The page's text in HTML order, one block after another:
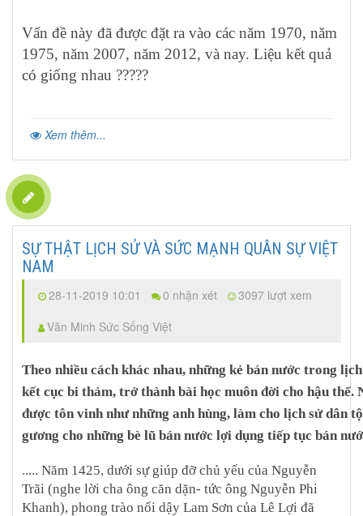
Vấn đề này đã được đặt ra vào các năm 1970, năm
1975, năm 2007, năm 2012, và nay. Liệu kết quả
có giống nhau ?????
Xem thêm...
SỰ THẬT LỊCH SỬ VÀ SỨC MẠNH QUÂN SỰ VIỆT
NAM
28-11-2019 10:01 0 nhận xét
3097 lượt xem
Văn Minh Sức Sống Việt
Theo nhiều cách khác nhau, những kẻ bán nước trong
kết cục bi thảm, trở thành bài học muôn đời cho hậu thế.
được tôn vinh như những anh hùng, làm cho lịch sử dân
gương cho những bè lũ bán nước lợi dụng tiếp tục bán
..... Năm 1425, dưới sự giúp đỡ chủ yếu của Nguyễn
Trãi (nghe lời cha ông căn dặn- tức ông Nguyễn Phi
Khanh), phong trào nổi dậy Lam Sơn của Lê Lợi đã